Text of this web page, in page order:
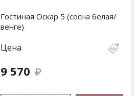
Гостиная Оскар 5 (сосна белая/
венге)
Цена
9 570